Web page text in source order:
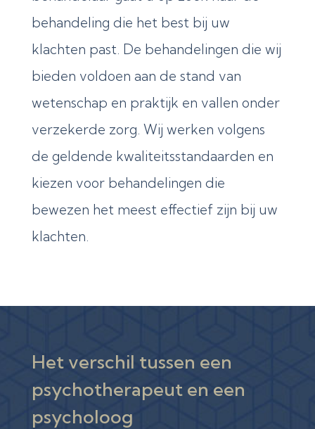
behandeling die het best bij uw
klachten past. De behandelingen die wij
bieden voldoen aan de stand van
wetenschap en praktijk en vallen onder
verzekerde zorg. Wij werken volgens
de geldende kwaliteitsstandaarden en
kiezen voor behandelingen die
bewezen het meest effectief zijn bij uw
klachten.
Het verschil tussen een
psychotherapeut en een
psycholoog